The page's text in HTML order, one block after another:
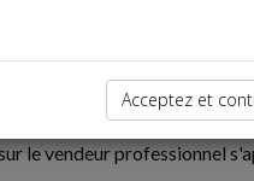
DU VENDEUR
le vendeur professionnel
Acceptez et